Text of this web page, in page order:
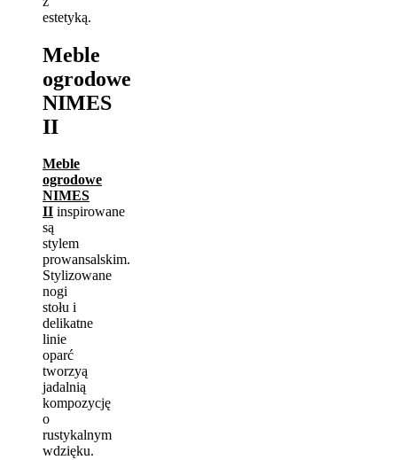
estetyką.
Meble
ogrodowe
NIMES
II
Meble
ogrodowe
NIMES
II inspirowane
są
stylem
prowansalskim.
Stylizowane
nogi
stołu i
delikatne
linie
oparć
tworzyą
jadalnią
kompozycję
o
rustykalnym
wdzięku.